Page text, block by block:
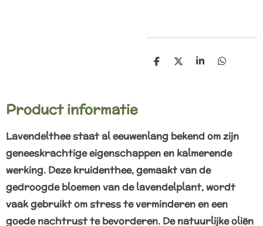
D
D
S
D
Product informatie
Lavendelthee staat al eeuwenlang bekend om zijn
geneeskrachtige eigenschappen en kalmerende
werking. Deze kruidenthee, gemaakt van de
gedroogde bloemen van de lavendelplant, wordt
vaak gebruikt om stress te verminderen en een
goede nachtrust te bevorderen. De natuurlijke oliën